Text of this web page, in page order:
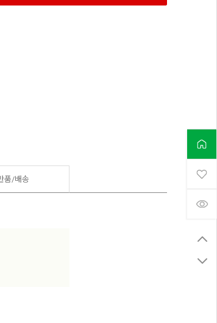
품/배송